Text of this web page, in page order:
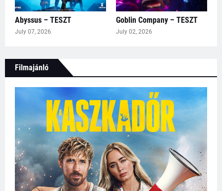
Abyssus – TESZT
July 07, 2026
Goblin Company – TESZT
July 02, 2026
Filmajánló